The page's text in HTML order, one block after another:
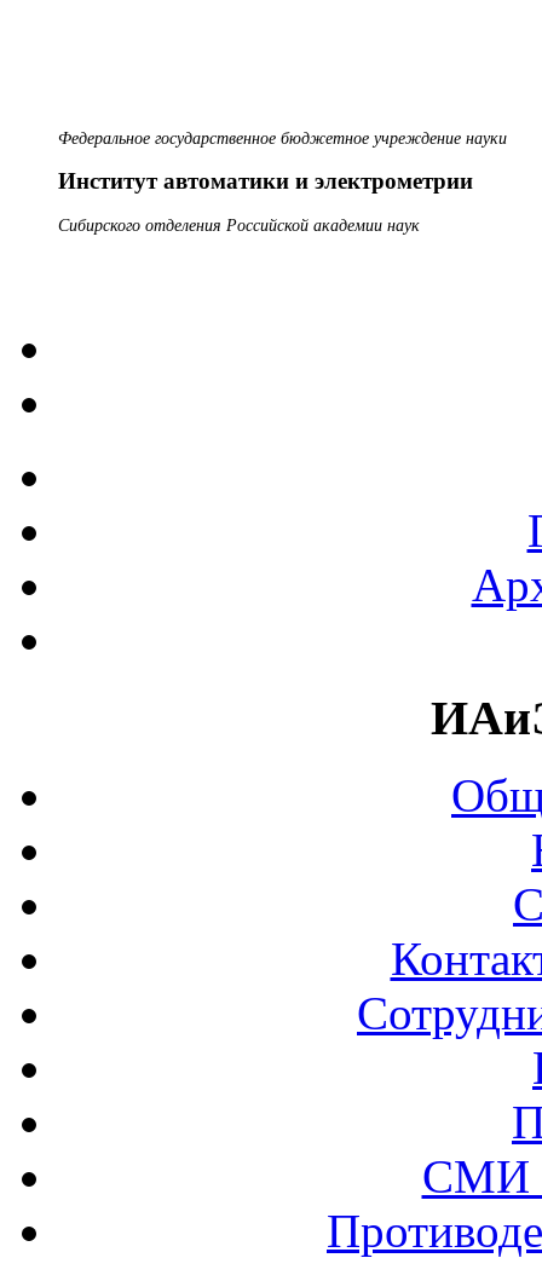
Федеральное государственное бюджетное учреждение науки
Институт автоматики и электрометрии
Сибирского отделения Российской академии наук
СМИ